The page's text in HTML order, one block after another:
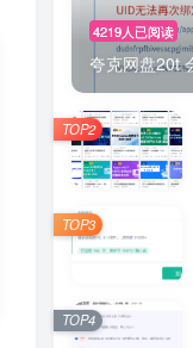
4219人已阅读
夸克网盘20t
TOP2
TOP3
TOP4